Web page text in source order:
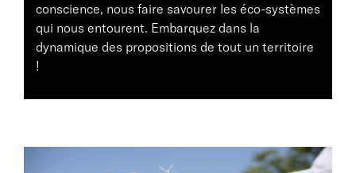
conscience, nous faire savourer les éco-systèmes
qui nous entourent. Embarquez dans la
dynamique des propositions de tout un territoire
!